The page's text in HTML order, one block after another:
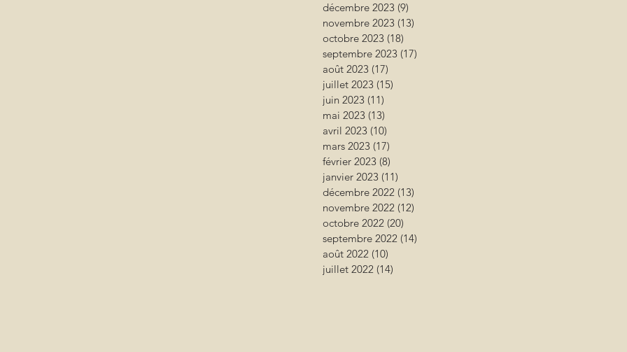
décembre 2023 (9)
novembre 2023 (13)
octobre 2023 (18)
septembre 2023 (17)
août 2023 (17)
juillet 2023 (15)
juin 2023 (11)
mai 2023 (13)
avril 2023 (10)
mars 2023 (17)
février 2023 (8)
janvier 2023 (11)
décembre 2022 (13)
novembre 2022 (12)
octobre 2022 (20)
septembre 2022 (14)
août 2022 (10)
juillet 2022 (14)